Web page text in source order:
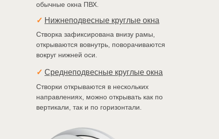
✓ Нижнеподвесные круглые окна
обычные окна ПВХ.
Створка зафиксирована внизу рамы,
открываются вовнутрь, поворачиваются
вокруг нижней оси.
✓ Среднеподвесные круглые окна
Створки открываются в нескольких
направлениях, можно открывать как по
вертикали, так и по горизонтали.